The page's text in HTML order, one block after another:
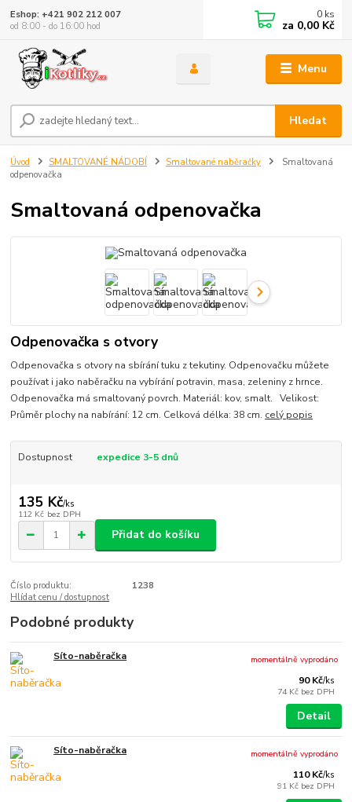
Menu
Hledat
Eshop: +421 902 212 007
od 8:00 - do 16:00 hod
0 ks
za 0,00 Kč
Úvod SMALTOVANÉ NÁDOBÍ Smaltované naběračky
Smaltovaná
odpenovačka
Smaltovaná odpenovačka
Odpenovačka s otvory
Odpenovačka s otvory na sbírání tuku z tekutiny. Odpenovačku můžete
používat i jako naběračku na vybírání potravin, masa, zeleniny z hrnce.
Odpenovačka má smaltovaný povrch. Materiál: kov, smalt. Velikost:
Průměr plochy na nabírání: 12 cm. Celková délka: 38 cm. celý popis
Dostupnost expedice 3-5 dnů
135 Kč/ks
112 Kč bez DPH
Přidat do košíku
Číslo produktu:
1238
Hlídat cenu / dostupnost
Podobné produkty
Síto-naběračka
90 Kč/ks
74 Kč bez DPH
momentálně vyprodáno
Detail
Síto-naběračka
110 Kč/ks
91 Kč bez DPH
momentálně vyprodáno